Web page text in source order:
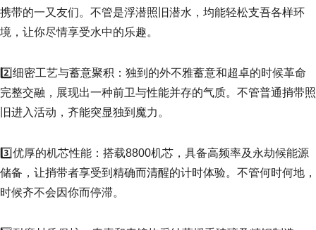
携带的一又友们。不管是浮潜照旧潜水，均能轻松支吾各样环
境，让你尽情享受水中的乐趣。
2️⃣细密工艺与蓄意聚积：独到的外不雅蓄意和超卓的时候革命
完整交融，展现出一种前卫与性能并存的气质。不管普通捎带照
旧进入活动，齐能突显独到魔力。
3️⃣优厚的机芯性能：搭载8800机芯，具备高频率及永劫候能源
储备，让捎带者享受到精确而清醒的计时体验。不管何时何地，
时候齐不会因你而停滞。